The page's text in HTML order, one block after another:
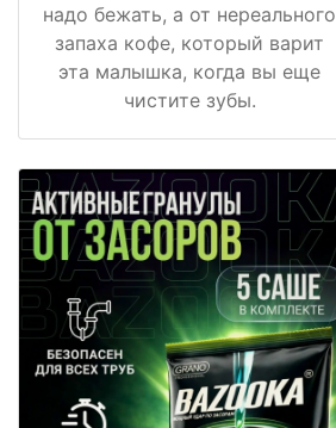
надо бежать, а от нереального
запаха кофе, который варит
эта малышка, когда вы еще
чистите зубы.